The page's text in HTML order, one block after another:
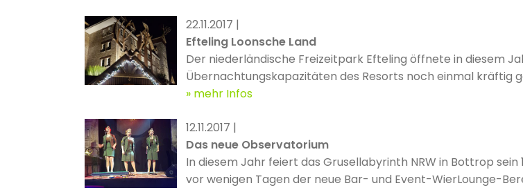
22.11.2017 |
Efteling Loonsche Land
Der niederländische Freizeitpark Efteling öffnete in diesem
Übernachtungskapazitäten des Resorts noch einmal kräftig
Ferienpark Loonsche Land gekostet, der neben naturnah
mehr Infos
12.11.2017 |
Das neue Observatorium
In diesem Jahr feiert das Grusellabyrinth NRW in Bottrop sein
vor wenigen Tagen der neue Bar- und Event-WierLounge-